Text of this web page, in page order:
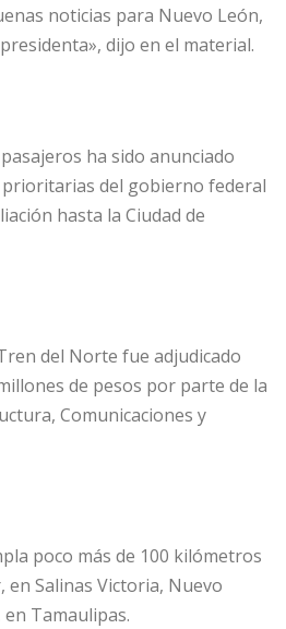
noticias para Nuevo León,
dijo en el material.
ha sido anunciado
del gobierno federal
hasta la Ciudad de
del Norte fue adjudicado
de pesos por parte de la
Comunicaciones y
poco más de 100 kilómetros
en Salinas Victoria, Nuevo
en Tamaulipas.